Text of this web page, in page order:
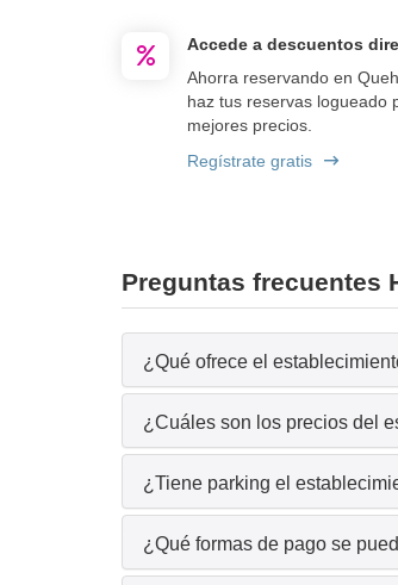
Accede a descuentos
Ahorra reservando en
haz tus reservas logueado
mejores precios.
Regístrate gratis
Preguntas frecuentes
¿Qué ofrece el
¿Cuáles son los precios del
¿Tiene parking el
¿Qué formas de pago se